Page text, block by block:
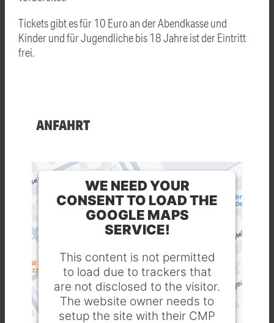
Tickets gibt es für 10 Euro an der Abendkasse und
Kinder und für Jugendliche bis 18 Jahre ist der Eintritt
frei.
ANFAHRT
WE NEED YOUR
CONSENT TO LOAD THE
GOOGLE MAPS
SERVICE!
This content is not permitted
to load due to trackers that
are not disclosed to the visitor.
The website owner needs to
setup the site with their CMP